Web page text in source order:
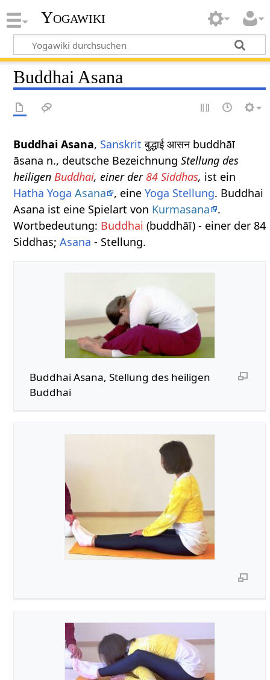
Yogawiki
Buddhai Asana
Buddhai Asana, Sanskrit बुद्धाई आसन buddhāī
āsana n., deutsche BezeichnungStellung des
heiligenBuddhai, einer der84 Siddhas, ist ein
Hatha Yoga Asana , eineYoga Stellung. Buddhai
Asana ist eine Spielart von Kurmasana
.
Wortbedeutung: Buddhai (buddhāī) - einer der 84
Siddhas;Asana - Stellung.
Buddhai Asana, Stellung des heiligen
Buddhai